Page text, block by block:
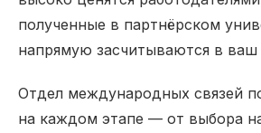
полученные в партнёрском
напрямую засчитываются в
Отдел международных связей
на каждом этапе — от выбора